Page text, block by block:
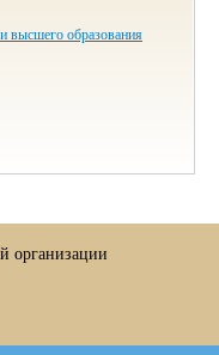
высшего образования
организации